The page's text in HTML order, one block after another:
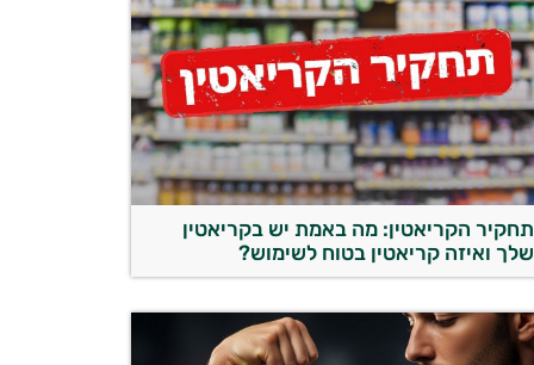
תחקיר הקריאטין: מה באמת יש בקריאטין
שלך ואיזה קריאטין בטוח לשימוש?